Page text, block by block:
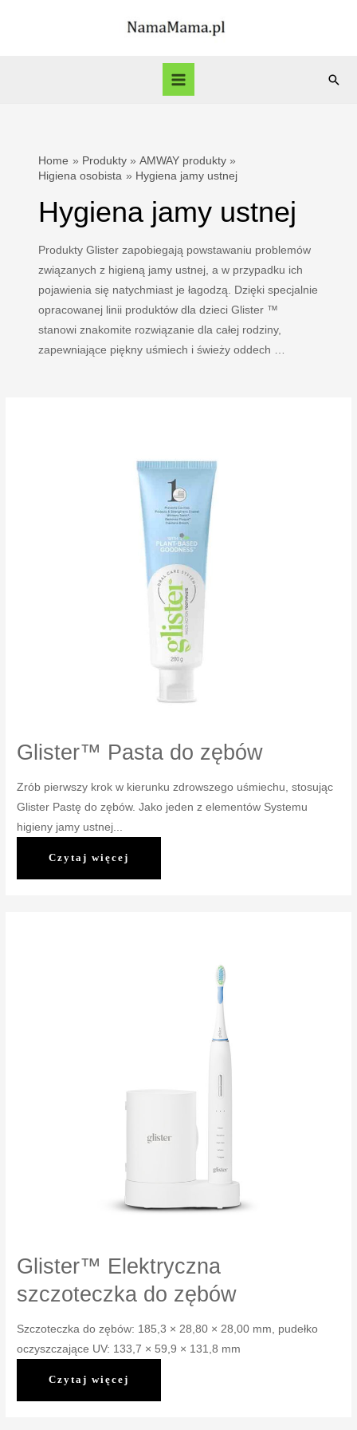
Main
Home Produkty
AMWAY produkty
Higiena osobista
Hygiena jamy ustnej
Hygiena jamy ustnej
Produkty Glister zapobiegają powstawaniu problemów
związanych z higieną jamy ustnej, a w przypadku ich
pojawienia się natychmiast je łagodzą. Dzięki specjalnie
opracowanej linii produktów dla dzieci Glister ™
stanowi znakomite rozwiązanie dla całej rodziny,
zapewniające piękny uśmiech i świeży oddech …
Glister™ Pasta do zębów
Zrób pierwszy krok w kierunku zdrowszego uśmiechu, stosując
Glister Pastę do zębów. Jako jeden z elementów Systemu
higieny jamy ustnej...
Glister™
Czytaj więcej
Glister™ Elektryczna
szczoteczka do zębów
Szczoteczka do zębów: 185,3 × 28,80 × 28,00 mm, pudełko
oczyszczające UV: 133,7 × 59,9 × 131,8 mm
Glister™
Czytaj więcej